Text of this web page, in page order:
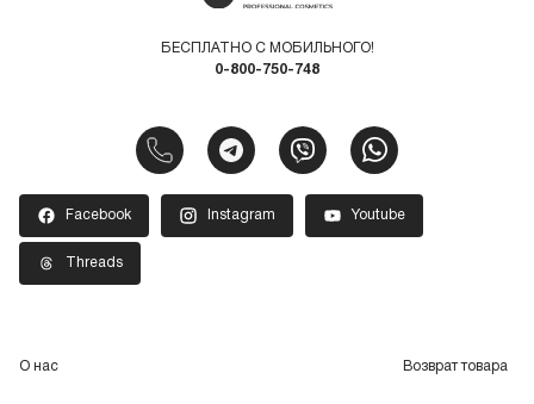
БЕСПЛАТНО С МОБИЛЬНОГО!
0-800-750-748
Facebook Instagram Youtube
Threads
О нас Возврат товара